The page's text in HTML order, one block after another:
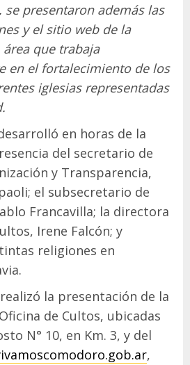
se presentaron además las
y el sitio web de la
que trabaja
en el fortalecimiento de los
iglesias representadas
en horas de la
del secretario de
y Transparencia,
el subsecretario de
Francavilla; la directora
Irene Falcón; y
religiones en
la presentación de la
de Cultos, ubicadas
N° 10, en Km. 3, y del
,